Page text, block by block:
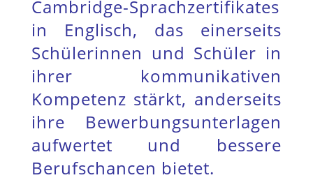
Cambridge-Sprachzertifikates
in Englisch, das einerseits
Schülerinnen und Schüler in
ihrer kommunikativen
Kompetenz stärkt, anderseits
ihre Bewerbungsunterlagen
aufwertet und bessere
Berufschancen bietet.